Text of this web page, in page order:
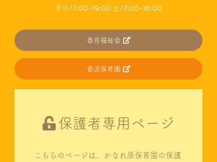
平日/7:00~19:00 土/7:00~18:00
香月福祉会
香流保育園
保護者専用ページ
こちらのページは、かなれ原保育園の保護